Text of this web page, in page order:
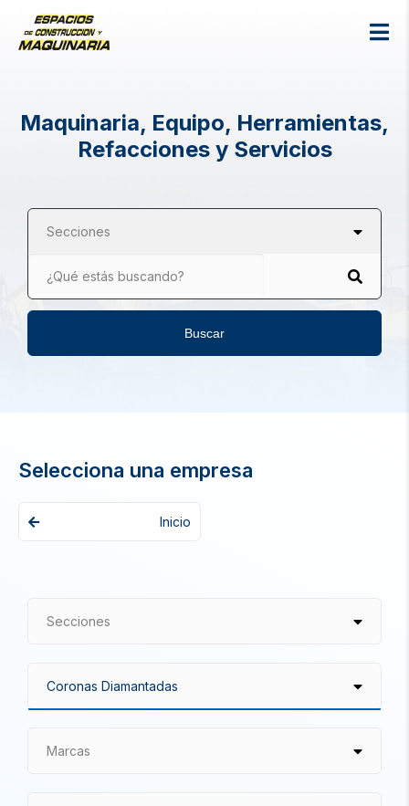
Maquinaria, Equipo, Herramientas,
Refacciones y Servicios
Secciones
¿Qué estás buscando?
Buscar
Selecciona una empresa
Inicio
Secciones
Marcas